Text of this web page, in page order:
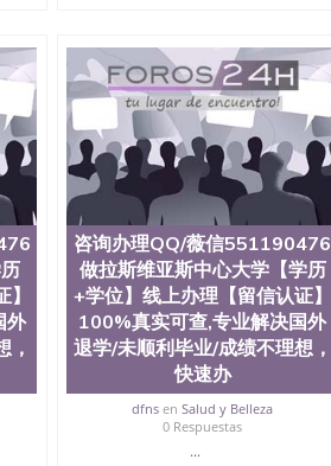
人做文凭学位qq微信551190476澳洲
凭/购买澳洲大学毕业证成绩单假文凭
学位qq微信551190476澳洲读CQU中
澳洲大学毕业证成绩单假文凭学历咨
办理【留信认证】100%真实可查,专业
思、托福，offer,在读证明，实体公司
外
，
咨询办理QQ/薇信551190476
做拉斯维亚斯中心大学【学历
+学位】线上办理【留信认证】
100%真实可查,专业解决国外
退学/未顺利毕业/成绩不理想，
快速办
dfns enSalud y Belleza
0 Respuestas
...